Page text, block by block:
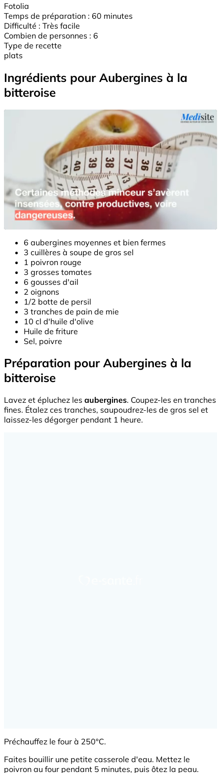
Fotolia
Temps de préparation : 60 minutes
Difficulté : Très facile
Combien de personnes : 6
Type de recette
plats
Ingrédients pour Aubergines à la
bitteroise
6 aubergines moyennes et bien fermes
3 cuillères à soupe de gros sel
1 poivron rouge
3 grosses tomates
6 gousses d'ail
2 oignons
1/2 botte de persil
3 tranches de pain de mie
10 cl d'huile d'olive
Huile de friture
Sel, poivre
Préparation pour Aubergines à la
bitteroise
Lavez et épluchez les aubergines. Coupez-les en tranches
fines. Étalez ces tranches, saupoudrez-les de gros sel et
laissez-les dégorger pendant 1 heure.
Préchauffez le four à 250°C.
Faites bouillir une petite casserole d'eau. Mettez le
poivron au four pendant 5 minutes, puis ôtez la peau.